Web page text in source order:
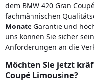
dem BMW 420 Gran
fachmännischen
Monate Garantie und
uns können Sie sicher
Anforderungen an die
Möchten Sie jetzt
Coupé Limousine?